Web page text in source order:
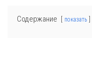
Содержание показать